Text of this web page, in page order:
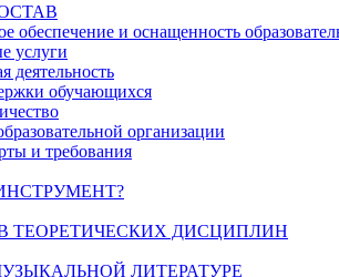
обеспечение и оснащенность
услуги
деятельность
обучающихся
организации
и требования
ТЕОРЕТИЧЕСКИХ ДИСЦИПЛИН
ЛИТЕРАТУРЕ